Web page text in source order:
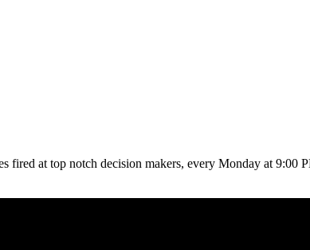
at top notch decision makers, every Monday at 9:00